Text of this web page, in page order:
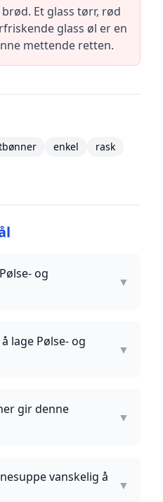
Et glass tørr, rød
glass øl er en
mettende retten.
enkel
rask
og
▼
lage Pølse- og
▼
gir denne
▼
vanskelig å
▼